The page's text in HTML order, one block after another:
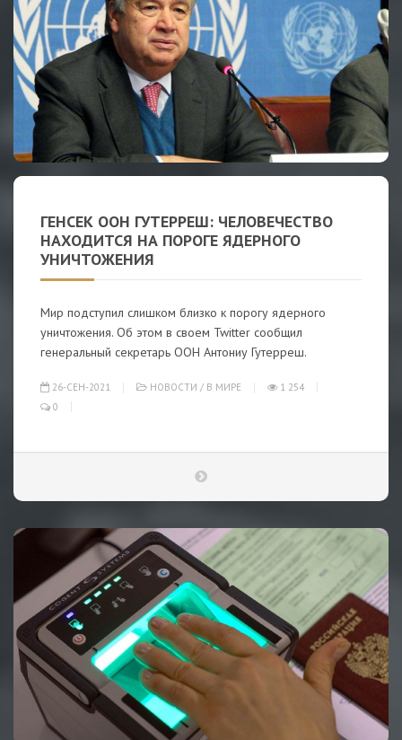
ГЕНСЕК ООН ГУТЕРРЕШ: ЧЕЛОВЕЧЕСТВО
НАХОДИТСЯ НА ПОРОГЕ ЯДЕРНОГО
УНИЧТОЖЕНИЯ
Мир подступил слишком близко к порогу ядерного
уничтожения. Об этом в своем Twitter сообщил
генеральный секретарь ООН Антониу Гутерреш.
26-СЕН-2021 НОВОСТИ / В МИРЕ
1 254
0